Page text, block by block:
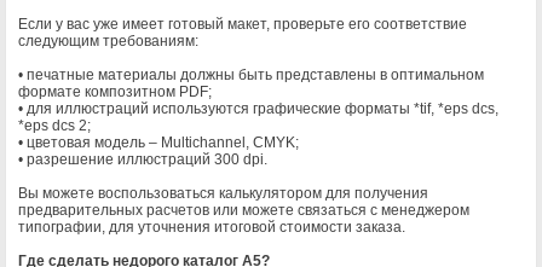
Купоны
Листовки
Лифлеты
Меню
Методички
Монографии
Наклейки
Открытки
Плакаты
Если у вас уже имеет готовый макет, проверьте его соответствие
следующим требованиям:
• печатные материалы должны быть представлены в оптимальном
формате композитном PDF;
• для иллюстраций используются графические форматы *tif, *eps dcs,
*eps dcs 2;
• цветовая модель – Multichannel, CMYK;
• разрешение иллюстраций 300 dpi.
Вы можете воспользоваться калькулятором для получения
предварительных расчетов или можете связаться с менеджером
типографии, для уточнения итоговой стоимости заказа.
Где сделать недорого каталог А5?